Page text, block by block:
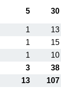
5 30
1 13
1 15
1 10
3 38
13 107